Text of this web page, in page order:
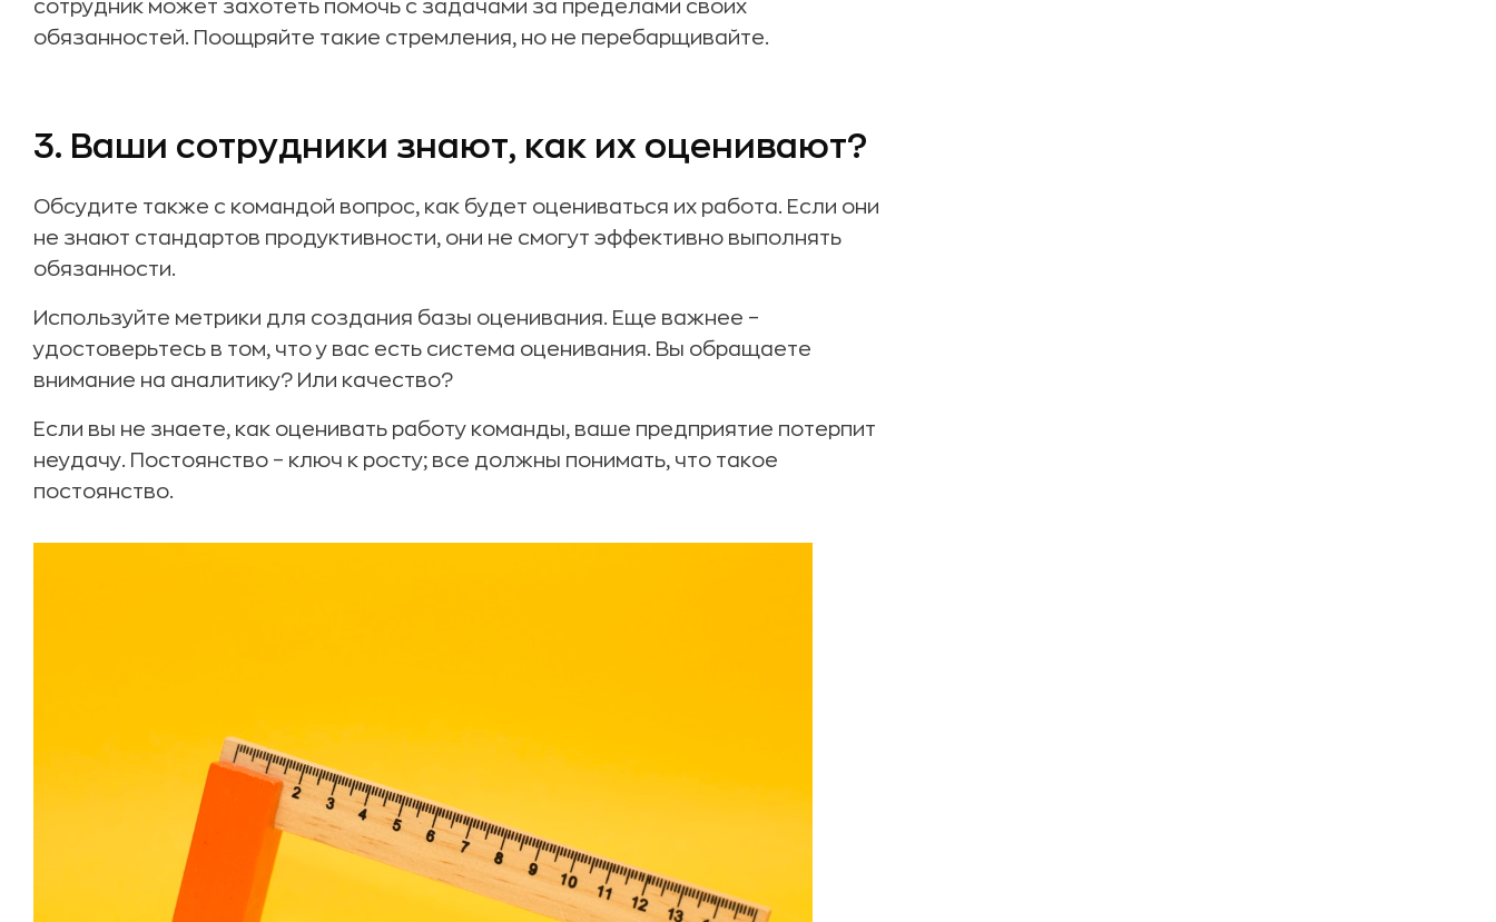
сотрудник может захотеть помочь с задачами за пределами своих
обязанностей. Поощряйте такие стремления, но не перебарщивайте.
3. Ваши сотрудники знают, как их оценивают?
Обсудите также с командой вопрос, как будет оцениваться их работа. Если они
не знают стандартов продуктивности, они не смогут эффективно выполнять
обязанности.
Используйте метрики для создания базы оценивания. Еще важнее –
удостоверьтесь в том, что у вас есть система оценивания. Вы обращаете
внимание на аналитику? Или качество?
Если вы не знаете, как оценивать работу команды, ваше предприятие потерпит
неудачу. Постоянство – ключ к росту; все должны понимать, что такое
постоянство.